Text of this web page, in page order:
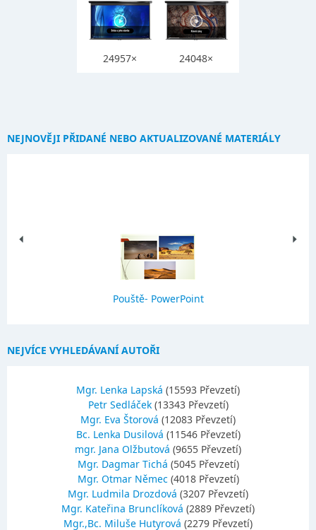
24957× 24048×
NEJNOVĚJI PŘIDANÉ NEBO AKTUALIZOVANÉ MATERIÁLY
Pouště- PowerPoint
NEJVÍCE VYHLEDÁVANÍ AUTOŘI
Mgr. Lenka Lapská (15593 Převzetí)
Petr Sedláček (13343 Převzetí)
Mgr. Eva Štorová (12083 Převzetí)
Bc. Lenka Dusilová (11546 Převzetí)
mgr. Jana Olžbutová (9655 Převzetí)
Mgr. Dagmar Tichá (5045 Převzetí)
Mgr. Otmar Němec (4018 Převzetí)
Mgr. Ludmila Drozdová (3207 Převzetí)
Mgr. Kateřina Brunclíková (2889 Převzetí)
Mgr.,Bc. Miluše Hutyrová (2279 Převzetí)